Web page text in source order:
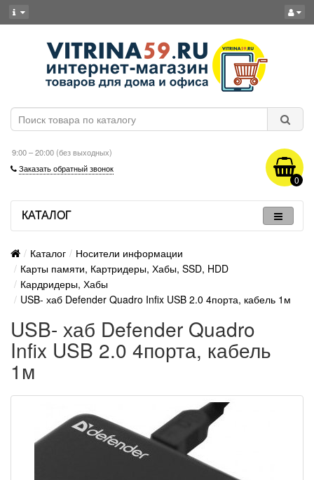
9:00 – 20:00 (без выходных)
Заказать обратный звонок
0
КАТАЛОГ
Каталог
Носители информации
Карты памяти, Картридеры, Хабы, SSD, HDD
Кардридеры, Хабы
USB- хаб Defender Quadro Infix USB 2.0 4порта, кабель 1м
USB- хаб Defender Quadro
Infix USB 2.0 4порта, кабель
1м